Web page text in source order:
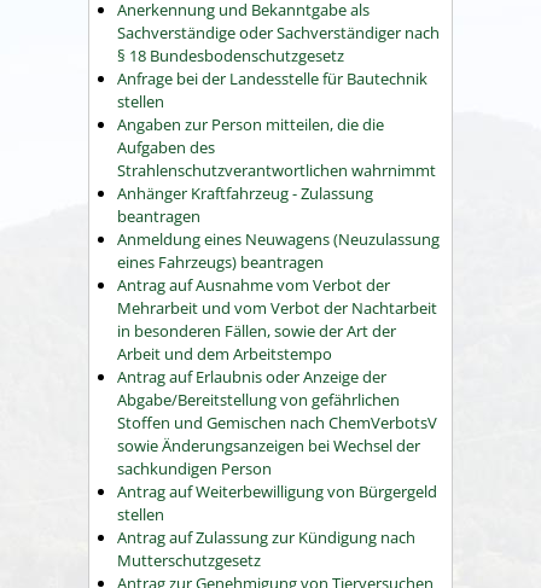
Anerkennung und Bekanntgabe als
Sachverständige oder Sachverständiger nach
§ 18 Bundesbodenschutzgesetz
Anfrage bei der Landesstelle für Bautechnik
stellen
Angaben zur Person mitteilen, die die
Aufgaben des
Strahlenschutzverantwortlichen wahrnimmt
Anhänger Kraftfahrzeug - Zulassung
beantragen
Anmeldung eines Neuwagens (Neuzulassung
eines Fahrzeugs) beantragen
Antrag auf Ausnahme vom Verbot der
Mehrarbeit und vom Verbot der Nachtarbeit
in besonderen Fällen, sowie der Art der
Arbeit und dem Arbeitstempo
Antrag auf Erlaubnis oder Anzeige der
Abgabe/Bereitstellung von gefährlichen
Stoffen und Gemischen nach ChemVerbotsV
sowie Änderungsanzeigen bei Wechsel der
sachkundigen Person
Antrag auf Weiterbewilligung von Bürgergeld
stellen
Antrag auf Zulassung zur Kündigung nach
Mutterschutzgesetz
Antrag zur Genehmigung von Tierversuchen